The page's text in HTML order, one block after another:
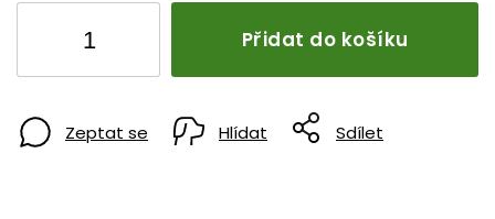
Přidat do košíku
Zeptat se Hlídat Sdílet